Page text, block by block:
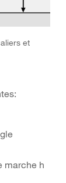
et
marche h